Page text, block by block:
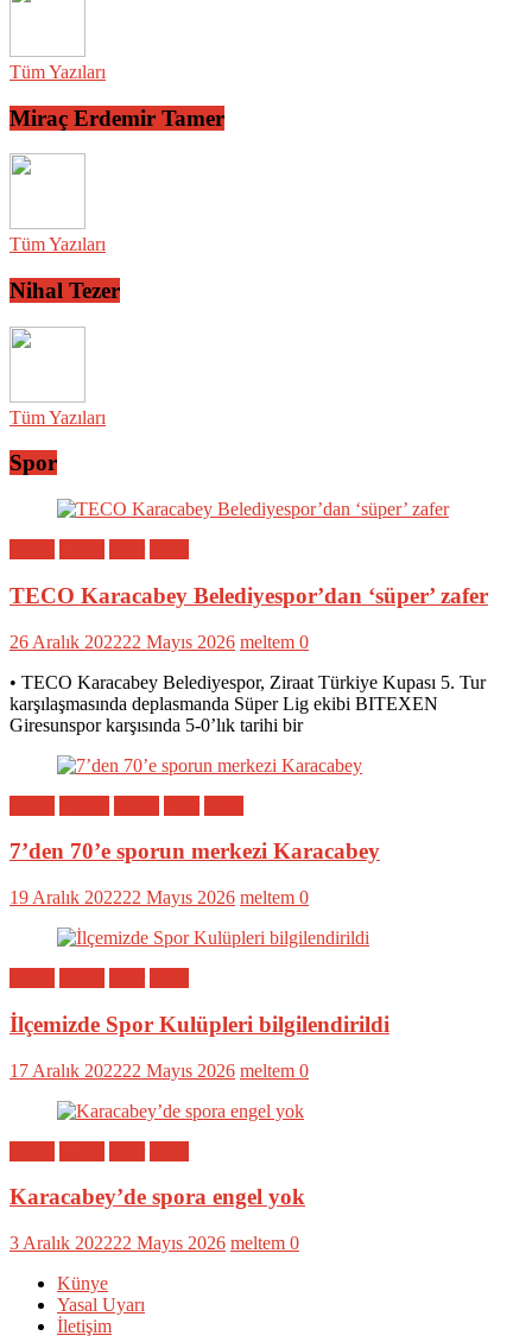
Tüm Yazıları
Miraç Erdemir Tamer
Tüm Yazıları
Nihal Tezer
Tüm Yazıları
Spor
TECO Karacabey Belediyespor’dan ‘süper’ zafer
26 Aralık 202222 Mayıs 2026 meltem 0
• TECO Karacabey Belediyespor, Ziraat Türkiye Kupası 5. Tur
karşılaşmasında deplasmanda Süper Lig ekibi BITEXEN
Giresunspor karşısında 5-0’lık tarihi bir
7’den 70’e sporun merkezi Karacabey
19 Aralık 202222 Mayıs 2026 meltem 0
İlçemizde Spor Kulüpleri bilgilendirildi
17 Aralık 202222 Mayıs 2026 meltem 0
Karacabey’de spora engel yok
3 Aralık 202222 Mayıs 2026 meltem 0
Künye
Yasal Uyarı
İletişim